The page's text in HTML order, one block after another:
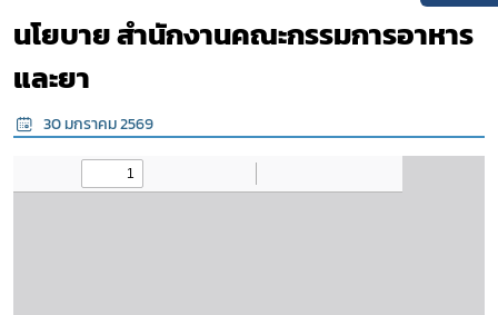
นโยบาย สำนักงานคณะกรรมการอาหาร
และยา
30 มกราคม 2569